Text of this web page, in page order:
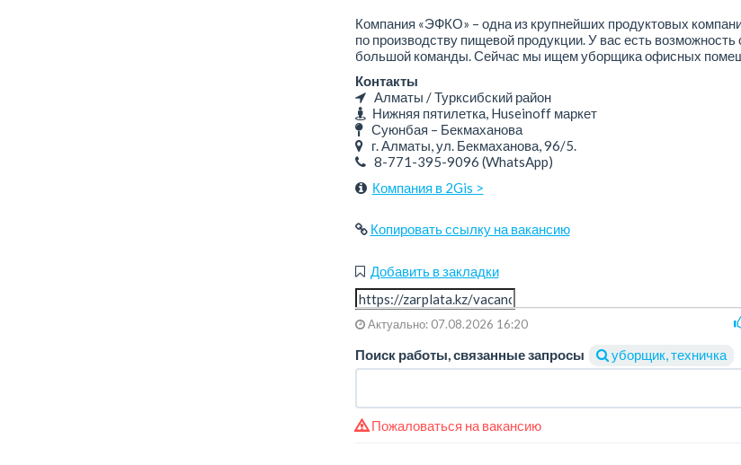
Компания «ЭФКО» – одна из крупнейших продуктовых
по производству пищевой продукции. У вас есть возможность
большой команды. Сейчас мы ищем уборщика офисных
Контакты
Алматы / Турксибский район
Нижняя пятилетка, Huseinoff маркет
Суюнбая – Бекмаханова
г. Алматы, ул. Бекмаханова, 96/5.
8-771-395-9096 (WhatsApp)
Компания в 2Gis >
Копировать ссылку на вакансию
Добавить в закладки
Актуально: 07.08.2026 16:20
Поиск работы, связанные запросы
уборщик, техничка
Пожаловаться на вакансию